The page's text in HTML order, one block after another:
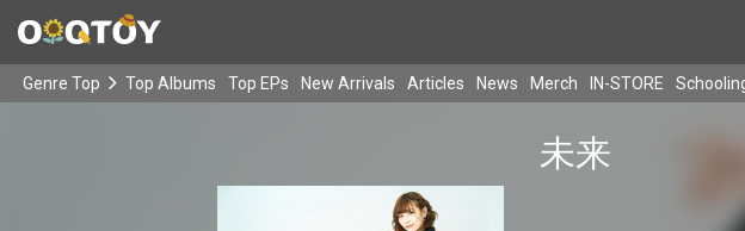
Genre Top Top Albums Top EPs New Arrivals Articles News Merch IN-STORE
未来